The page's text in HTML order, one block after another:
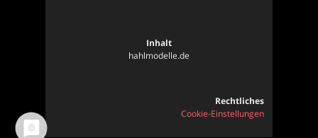
Inhalt
hahlmodelle.de
Rechtliches
Cookie-Einstellungen